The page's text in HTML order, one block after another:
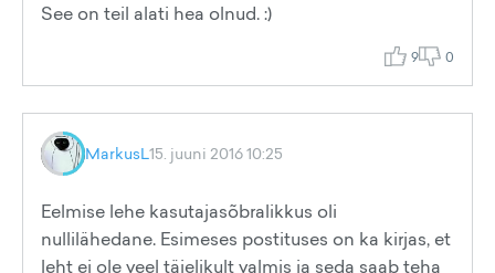
See on teil alati hea olnud. :)
9 0
MarkusL15. juuni 2016 10:25
Eelmise lehe kasutajasõbralikkus oli
nullilähedane. Esimeses postituses on ka kirjas, et
leht ei ole veel täielikult valmis ja seda saab teha